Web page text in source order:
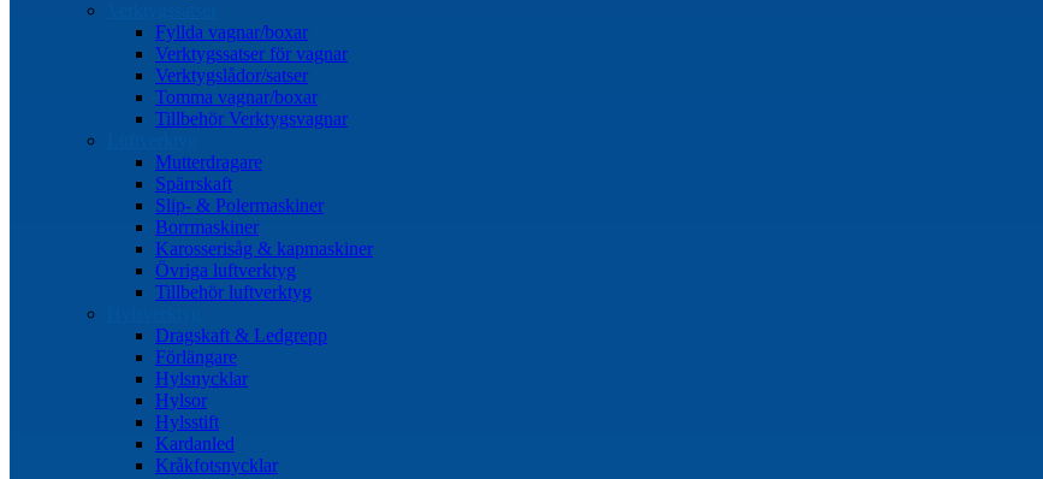
Fyllda vagnar/boxar
Verktygssatser för vagnar
Verktygslådor/satser
Tomma vagnar/boxar
Tillbehör Verktygsvagnar
Mutterdragare
Spärrskaft
Slip- & Polermaskiner
Borrmaskiner
Karosserisåg & kapmaskiner
Övriga luftverktyg
Tillbehör luftverktyg
Dragskaft & Ledgrepp
Förlängare
Hylsnycklar
Hylsor
Hylsstift
Kardanled
Kråkfotsnycklar